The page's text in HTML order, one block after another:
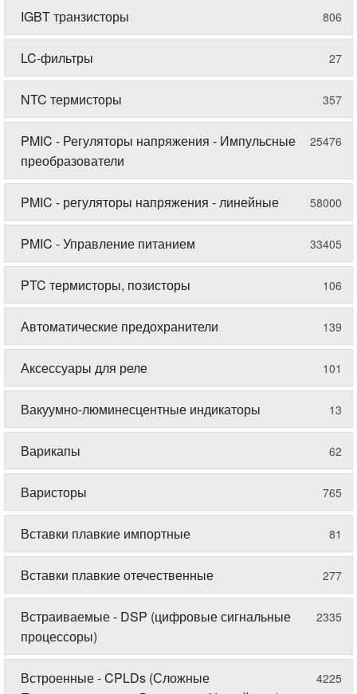
IGBT транзисторы 806
LC-фильтры 27
NTC термисторы 357
PMIC - Регуляторы напряжения - Импульсные
преобразователи
25476
PMIC - регуляторы напряжения - линейные 58000
PMIC - Управление питанием 33405
PTC термисторы, позисторы 106
Автоматические предохранители 139
Аксессуары для реле 101
Вакуумно-люминесцентные индикаторы 13
Варикапы 62
Варисторы 765
Вставки плавкие импортные 81
Вставки плавкие отечественные 277
Встраиваемые - DSP (цифровые сигнальные
процессоры)
2335
Встроенные - CPLDs (Сложные
4225